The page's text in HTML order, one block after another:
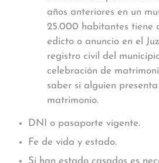
años anteriores en un
25.000 habitantes tiene
edicto o anuncio en el
registro civil del
celebración de
saber si alguien
matrimonio.
DNI o pasaporte vigente.
Fe de vida y estado.
Si han estado casados es